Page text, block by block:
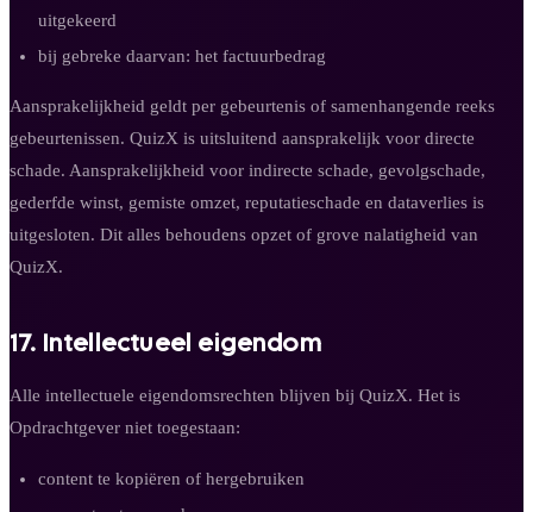
uitgekeerd
bij gebreke daarvan: het factuurbedrag
Aansprakelijkheid geldt per gebeurtenis of samenhangende reeks
gebeurtenissen. QuizX is uitsluitend aansprakelijk voor directe
schade. Aansprakelijkheid voor indirecte schade, gevolgschade,
gederfde winst, gemiste omzet, reputatieschade en dataverlies is
uitgesloten. Dit alles behoudens opzet of grove nalatigheid van
QuizX.
17. Intellectueel eigendom
Alle intellectuele eigendomsrechten blijven bij QuizX. Het is
Opdrachtgever niet toegestaan:
content te kopiëren of hergebruiken